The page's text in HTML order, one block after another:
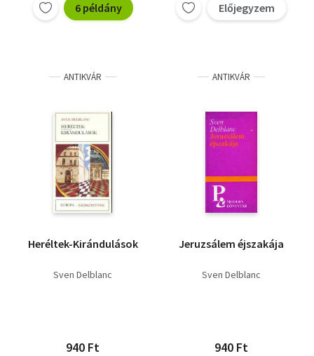
6 példány
torony - A piramis,
Szerelmesek
Báti László (szerk.)
Robert Merle
Előjegyzem
ANTIKVÁR
Heréltek-Kirándulások
Sven Delblanc
940 Ft
ANTIKVÁR
Jeruzsálem éjszakája
Sven Delblanc
940 Ft